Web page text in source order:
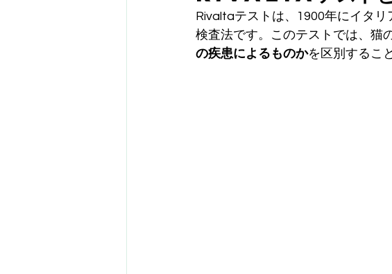
Rivaltaテストは、1900年にイタ
検査法です。このテストでは、猫
の疾患によるものかを区別するこ